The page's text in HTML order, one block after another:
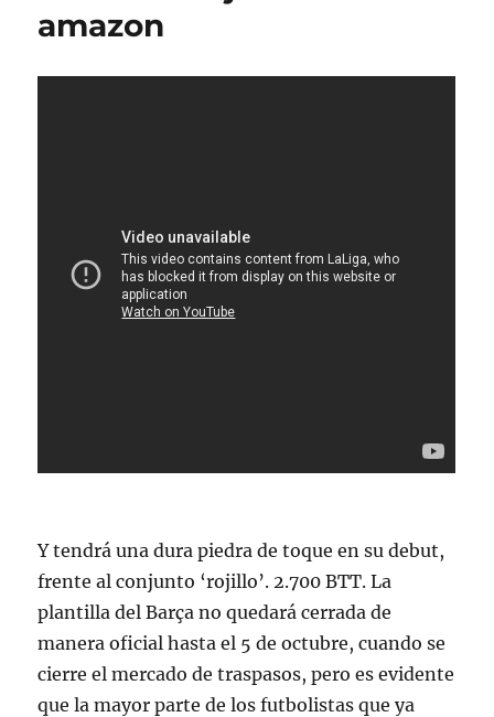
amazon
Y tendrá una dura piedra de toque en su debut,
frente al conjunto ‘rojillo’. 2.700 BTT. La
plantilla del Barça no quedará cerrada de
manera oficial hasta el 5 de octubre, cuando se
cierre el mercado de traspasos, pero es evidente
que la mayor parte de los futbolistas que ya